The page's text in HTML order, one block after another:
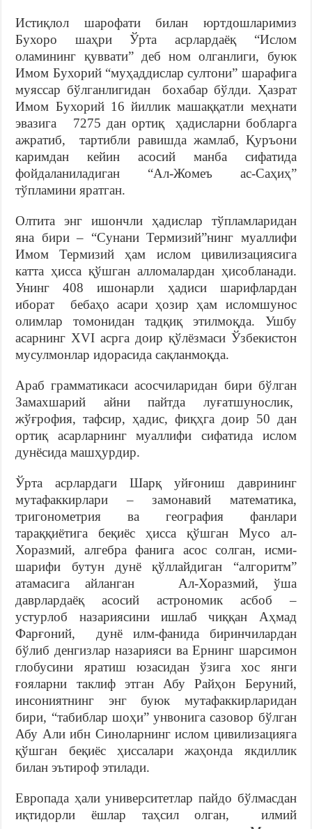
Истиқлол шарофати билан юртдошларимиз
Бухоро шаҳри Ўрта асрлардаёқ “Ислом
оламининг қуввати” деб ном олганлиги, буюк
Имом Бухорий “муҳаддислар султони” шарафига
муяссар бўлганлигидан бохабар бўлди. Ҳазрат
Имом Бухорий 16 йиллик машаққатли меҳнати
эвазига 7275 дан ортиқ ҳадисларни бобларга
ажратиб, тартибли равишда жамлаб, Қуръони
каримдан кейин асосий манба сифатида
фойдаланиладиган “Ал-Жомеъ ас-Саҳиҳ”
тўпламини яратган.
Олтита энг ишончли ҳадислар тўпламларидан
яна бири – “Сунани Термизий”нинг муаллифи
Имом Термизий ҳам ислом цивилизациясига
катта ҳисса қўшган алломалардан ҳисобланади.
Унинг 408 ишонарли ҳадиси шарифлардан
иборат бебаҳо асари ҳозир ҳам исломшунос
олимлар томонидан тадқиқ этилмоқда. Ушбу
асарнинг XVI асрга доир қўлёзмаси Ўзбекистон
мусулмонлар идорасида сақланмоқда.
Араб грамматикаси асосчиларидан бири бўлган
Замахшарий айни пайтда луғатшунослик,
жўғрофия, тафсир, ҳадис, фиқҳга доир 50 дан
ортиқ асарларнинг муаллифи сифатида ислом
дунёсида машҳурдир.
Ўрта асрлардаги Шарқ уйғониш даврининг
мутафаккирлари – замонавий математика,
тригонометрия ва география фанлари
тараққиётига беқиёс ҳисса қўшган Мусо ал-
Хоразмий, алгебра фанига асос солган, исми-
шарифи бутун дунё қўллайдиган “алгоритм”
атамасига айланган Ал-Хоразмий, ўша
даврлардаёқ асосий астрономик асбоб –
устурлоб назариясини ишлаб чиққан Аҳмад
Фарғоний, дунё илм-фанида биринчилардан
бўлиб денгизлар назарияси ва Ернинг шарсимон
глобусини яратиш юзасидан ўзига хос янги
ғояларни таклиф этган Абу Райҳон Беруний,
инсониятнинг энг буюк мутафаккирларидан
бири, “табиблар шоҳи” унвонига сазовор бўлган
Абу Али ибн Синоларнинг ислом цивилизацияга
қўшган беқиёс ҳиссалари жаҳонда якдиллик
билан эътироф этилади.
Европада ҳали университетлар пайдо бўлмасдан
иқтидорли ёшлар таҳсил олган, илмий